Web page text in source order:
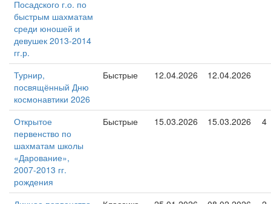
Посадского г.о. по
быстрым шахматам
среди юношей и
девушек 2013-2014
гг.р.
Турнир,
посвящённый Дню
космонавтики 2026
Быстрые 12.04.2026 12.04.2026
Открытое
первенство по
шахматам школы
«Дарование»,
2007-2013 гг.
рождения
Быстрые 15.03.2026 15.03.2026 4